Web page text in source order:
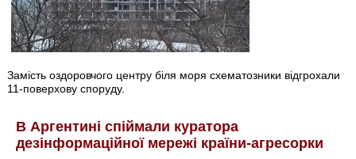
Замість оздоровчого центру біля моря схематозники відгрохали
11-поверхову споруду.
В Аргентині спіймали куратора
дезінформаційної мережі країни-агресорки